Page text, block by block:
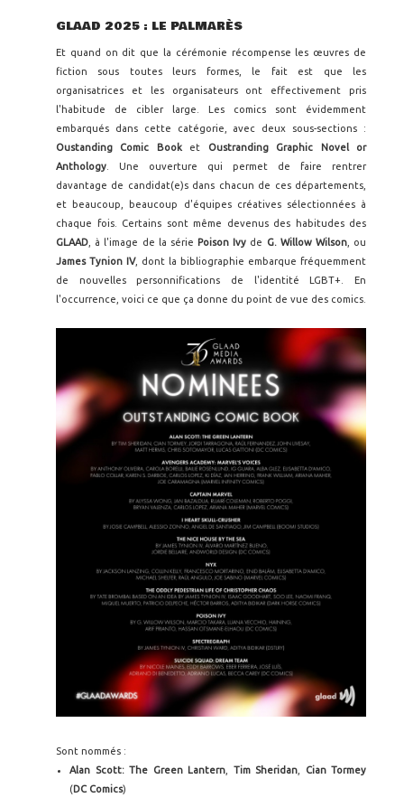
GLAAD 2025 : LE PALMARÈS
Et quand on dit que la cérémonie récompense les œuvres de
fiction sous toutes leurs formes, le fait est que les
organisatrices et les organisateurs ont effectivement pris
l'habitude de cibler large. Les comics sont évidemment
embarqués dans cette catégorie, avec deux sous-sections :
Oustanding Comic Booket
Oustranding Graphic Novel or
Anthology . Une ouverture qui permet de faire rentrer
davantage de candidat(e)s dans chacun de ces départements,
et beaucoup, beaucoup d'équipes créatives sélectionnées à
chaque fois. Certains sont même devenus des habitudes des
GLAAD , à l'image de la série Poison Ivy de G. Willow Wilson, ou
James Tynion IV, dont la bibliographie embarque fréquemment
de nouvelles personnifications de l'identité LGBT+. En
l'occurrence, voici ce que ça donne du point de vue des comics.
Sont nommés :
Alan Scott: The Green Lantern
Tim Sheridan
Cian Tormey
(DC Comics)